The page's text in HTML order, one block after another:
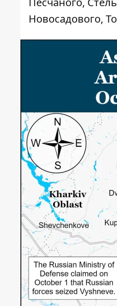
Новосадового,